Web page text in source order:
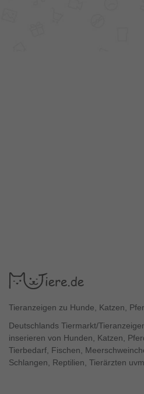
Tieranzeigen zu Hunde, Katzen,
Deutschlands Tiermarkt/
inserieren von Hunden, Katzen,
Tierbedarf, Fischen,
Schlangen, Reptilien, Tierärzten